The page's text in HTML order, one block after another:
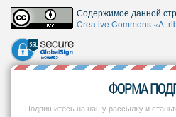
Содержимое данной
Creative Commons
ФОРМА
Подпишитесь на нашу рассылку и